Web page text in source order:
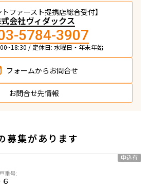
トファースト提携店総合受付】
会社ヴィダックス
5784-3907
/ 定休日: 水曜日・年末年始
フォームから お問合せ
お問合せ先情報
募集があります
申込有
６